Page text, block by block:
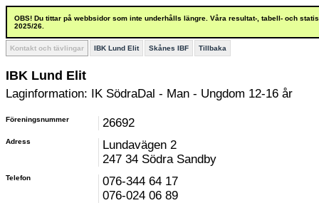
OBS! Du tittar på webbsidor som inte underhålls längre. Våra resultat-, tabell- och
2025/26.
Kontakt och tävlingar IBK Lund Elit Skånes IBF Tillbaka
IBK Lund Elit
Laginformation: IK SödraDal - Man - Ungdom 12-16 år
Föreningsnummer 26692
Adress
Lundavägen 2
247 34 Södra Sandby
Telefon
076-344 64 17
076-024 06 89